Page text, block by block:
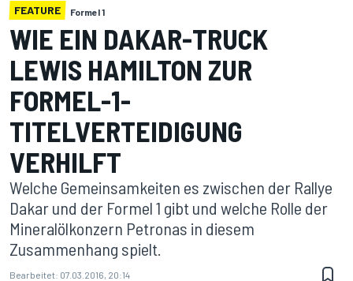
FEATURE Formel 1
WIE EIN DAKAR-TRUCK
LEWIS HAMILTON ZUR
FORMEL-1-
TITELVERTEIDIGUNG
VERHILFT
Welche Gemeinsamkeiten es zwischen der Rallye
Dakar und der Formel 1 gibt und welche Rolle der
Mineralölkonzern Petronas in diesem
Zusammenhang spielt.
Bearbeitet: 07.03.2016, 20:14